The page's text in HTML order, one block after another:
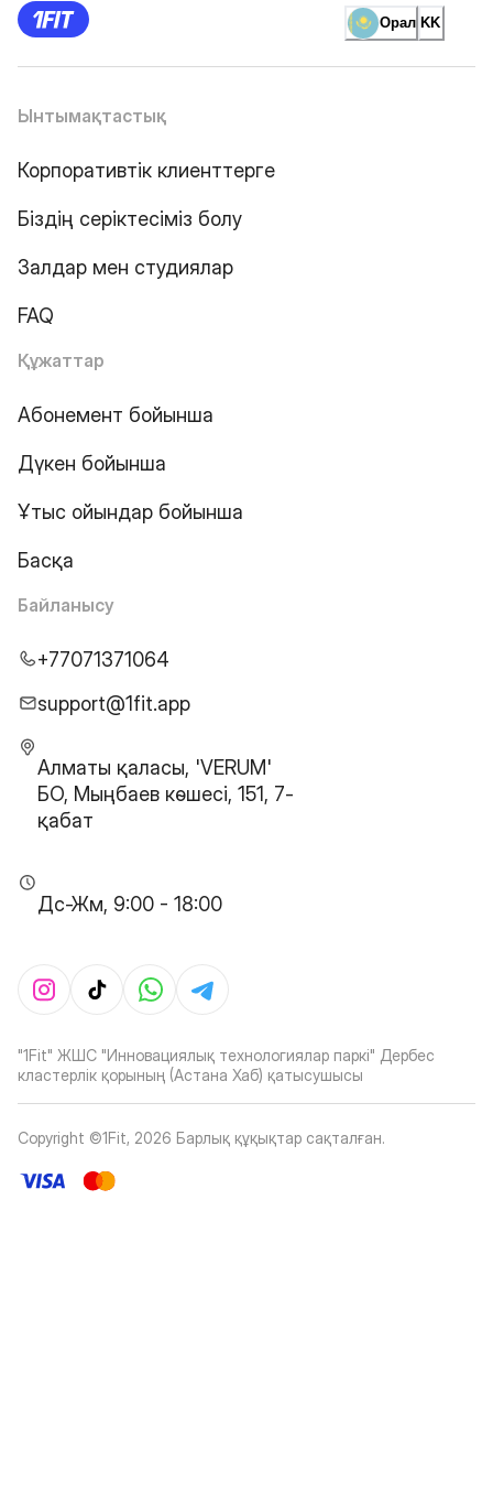
Орал KK
Ынтымақтастық
Корпоративтік клиенттерге
Біздің серіктесіміз болу
Залдар мен студиялар
FAQ
Құжаттар
Абонемент бойынша
Дүкен бойынша
Ұтыс ойындар бойынша
Басқа
Байланысу
+77071371064
support@1fit.app
Алматы қаласы, 'VERUM'
БО, Мыңбаев көшесі, 151, 7-
қабат
Дс-Жм, 9:00 - 18:00
"1Fit" ЖШС "Инновациялық технологиялар паркі" Дербес
кластерлік қорының (Астана Хаб) қатысушысы
Copyright ©1Fit, 2026 Барлық құқықтар сақталған.